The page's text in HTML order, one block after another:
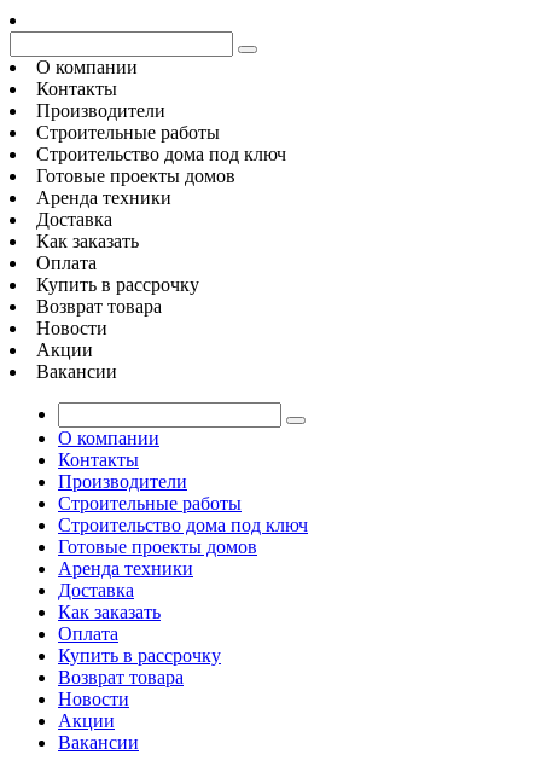
О компании
Контакты
Производители
Строительные работы
Строительство дома под ключ
Готовые проекты домов
Аренда техники
Доставка
Как заказать
Оплата
Купить в рассрочку
Возврат товара
Новости
Акции
Вакансии
О компании
Контакты
Производители
Строительные работы
Строительство дома под ключ
Готовые проекты домов
Аренда техники
Доставка
Как заказать
Оплата
Купить в рассрочку
Возврат товара
Новости
Акции
Вакансии